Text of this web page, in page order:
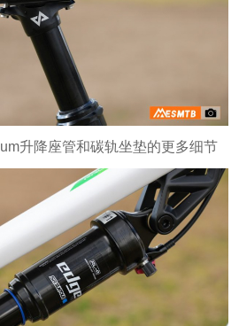
升降座管和碳轨坐垫的更多细节